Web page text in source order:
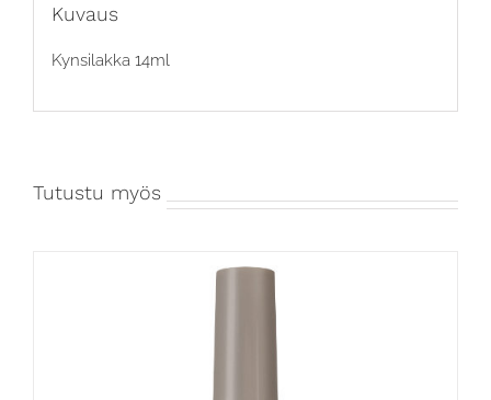
Kuvaus
Kynsilakka 14ml
Tutustu myös